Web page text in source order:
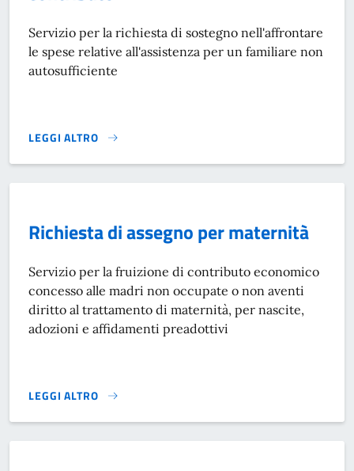
Servizio per la richiesta di sostegno nell'affrontare
le spese relative all'assistenza per un familiare non
autosufficiente
LEGGI ALTRO
PRESENTARE DOMANDA PER UN CONTRIBUTO}
Richiesta di assegno per maternità
Servizio per la fruizione di contributo economico
concesso alle madri non occupate o non aventi
diritto al trattamento di maternità, per nascite,
adozioni e affidamenti preadottivi
LEGGI ALTRO
RICHIESTA DI ASSEGNO PER MATERNITÀ}